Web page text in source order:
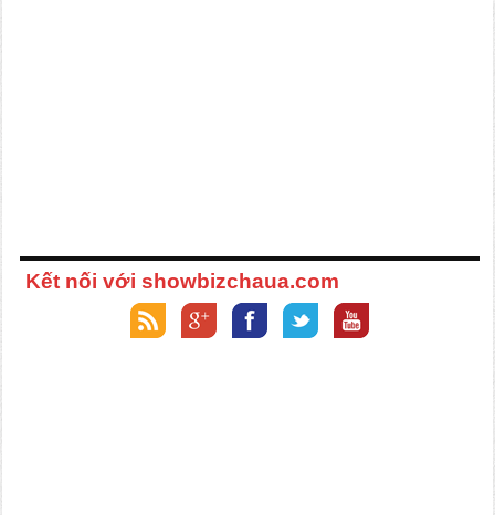
Kết nối với showbizchaua.com